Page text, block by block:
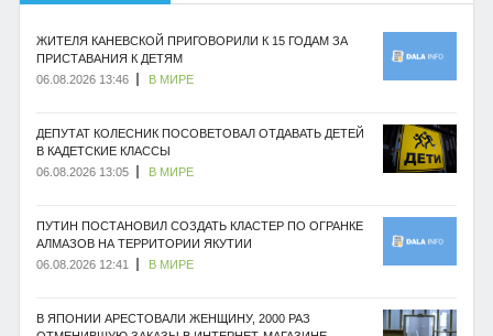
ЖИТЕЛЯ КАНЕВСКОЙ ПРИГОВОРИЛИ К 15 ГОДАМ ЗА
ПРИСТАВАНИЯ К ДЕТЯМ
06.08.2026 13:46
В МИРЕ
ДЕПУТАТ КОЛЕСНИК ПОСОВЕТОВАЛ ОТДАВАТЬ ДЕТЕЙ
В КАДЕТСКИЕ КЛАССЫ
06.08.2026 13:05
В МИРЕ
ПУТИН ПОСТАНОВИЛ СОЗДАТЬ КЛАСТЕР ПО ОГРАНКЕ
АЛМАЗОВ НА ТЕРРИТОРИИ ЯКУТИИ
06.08.2026 12:41
В МИРЕ
В ЯПОНИИ АРЕСТОВАЛИ ЖЕНЩИНУ, 2000 РАЗ